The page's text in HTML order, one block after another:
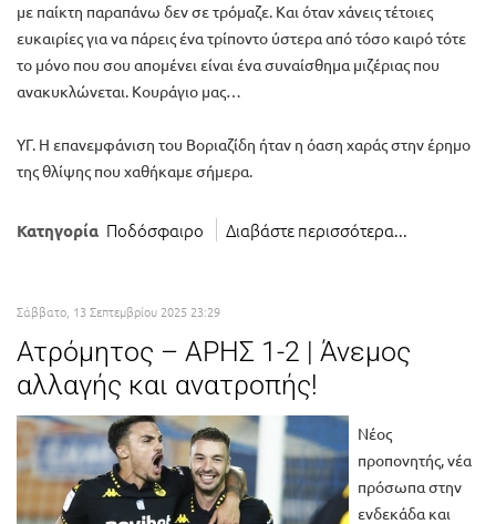
με παίκτη παραπάνω δεν σε τρόμαζε. Και όταν χάνεις τέτοιες
ευκαιρίες για να πάρεις ένα τρίποντο ύστερα από τόσο καιρό τότε
το μόνο που σου απομένει είναι ένα συναίσθημα μιζέριας που
ανακυκλώνεται. Κουράγιο μας…
ΥΓ. Η επανεμφάνιση του Βοριαζίδη ήταν η όαση χαράς στην έρημο
της θλίψης που χαθήκαμε σήμερα.
Κατηγορία Ποδόσφαιρο Διαβάστε περισσότερα...
Σάββατο, 13 Σεπτεμβρίου 2025 23:29
Ατρόμητος – ΑΡΗΣ 1-2 | Άνεμος
αλλαγής και ανατροπής!
Νέος
προπονητής, νέα
πρόσωπα στην
ενδεκάδα και